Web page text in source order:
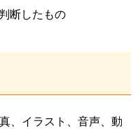
断したもの
、イラスト、音声、動